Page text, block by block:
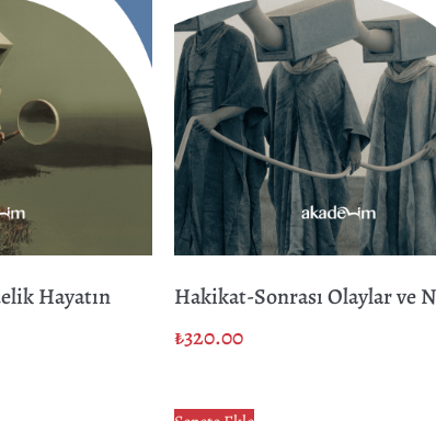
Hayatın
Hakikat-Sonrası Olaylar ve
₺320.00